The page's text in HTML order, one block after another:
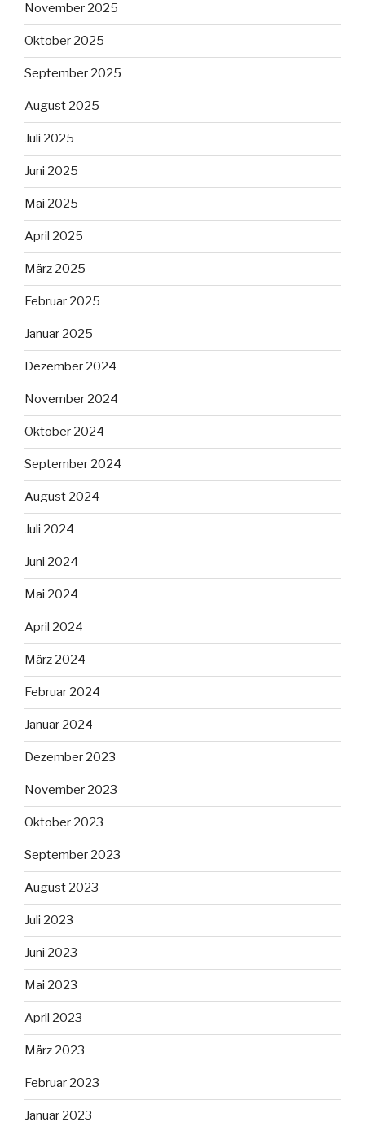
November 2025
Oktober 2025
September 2025
August 2025
Juli 2025
Juni 2025
Mai 2025
April 2025
März 2025
Februar 2025
Januar 2025
Dezember 2024
November 2024
Oktober 2024
September 2024
August 2024
Juli 2024
Juni 2024
Mai 2024
April 2024
März 2024
Februar 2024
Januar 2024
Dezember 2023
November 2023
Oktober 2023
September 2023
August 2023
Juli 2023
Juni 2023
Mai 2023
April 2023
März 2023
Februar 2023
Januar 2023